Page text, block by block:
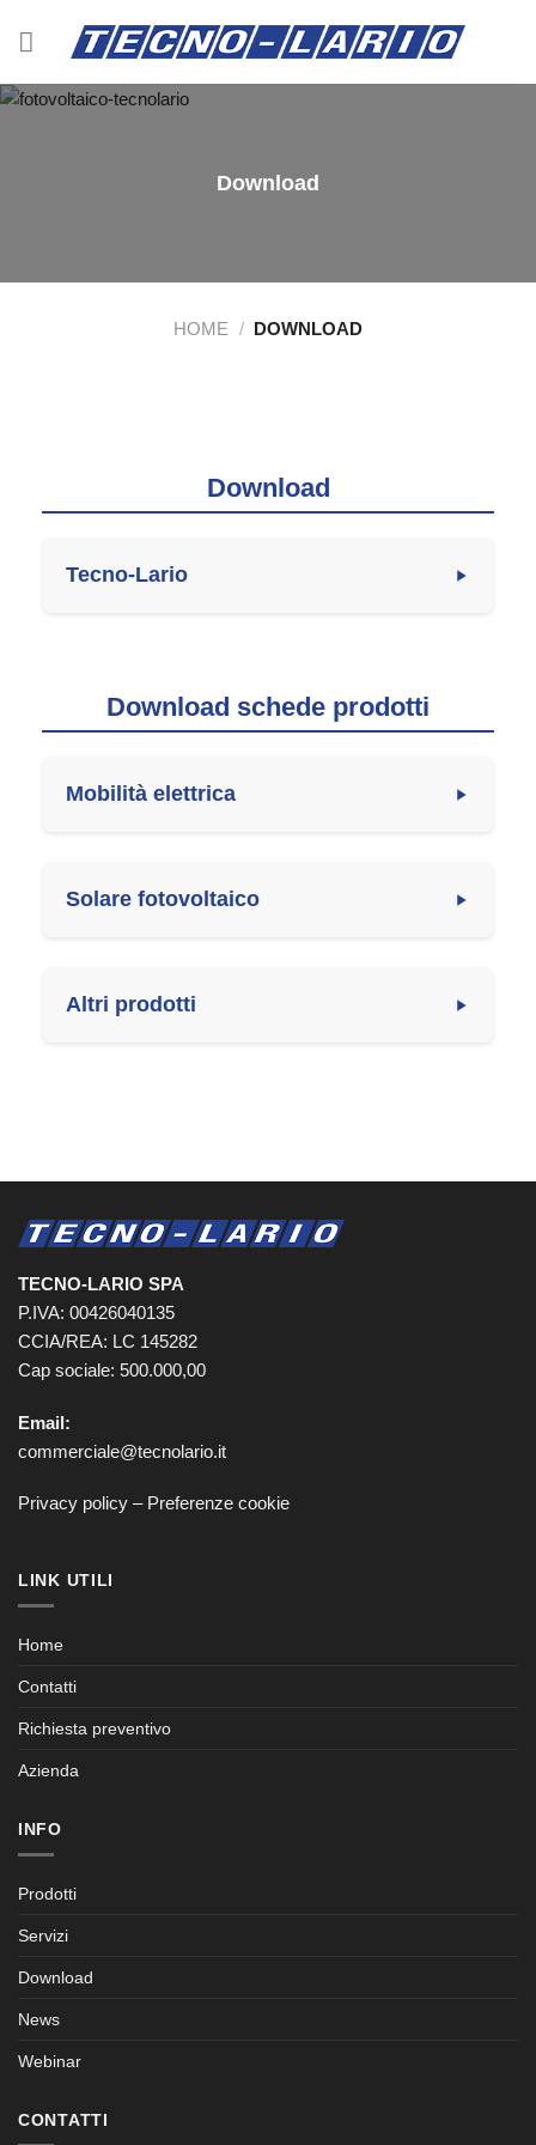
Download
HOME / DOWNLOAD
Download
Tecno-Lario
Download schede prodotti
Mobilità elettrica
Solare fotovoltaico
Altri prodotti
TECNO-LARIO SPA
P.IVA: 00426040135
CCIA/REA: LC 145282
Cap sociale: 500.000,00
Email:
commerciale@tecnolario.it
Privacy policy – Preferenze cookie
LINK UTILI
Home
Contatti
Richiesta preventivo
Azienda
INFO
Prodotti
Servizi
Download
News
Webinar
CONTATTI